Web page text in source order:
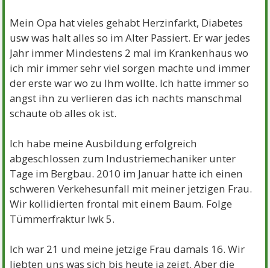
Mein Opa hat vieles gehabt Herzinfarkt, Diabetes
usw was halt alles so im Alter Passiert. Er war jedes
Jahr immer Mindestens 2 mal im Krankenhaus wo
ich mir immer sehr viel sorgen machte und immer
der erste war wo zu Ihm wollte. Ich hatte immer so
angst ihn zu verlieren das ich nachts manschmal
schaute ob alles ok ist.
Ich habe meine Ausbildung erfolgreich
abgeschlossen zum Industriemechaniker unter
Tage im Bergbau. 2010 im Januar hatte ich einen
schweren Verkehesunfall mit meiner jetzigen Frau.
Wir kollidierten frontal mit einem Baum. Folge
Tümmerfraktur lwk 5.
Ich war 21 und meine jetzige Frau damals 16. Wir
liebten uns was sich bis heute ja zeigt. Aber die